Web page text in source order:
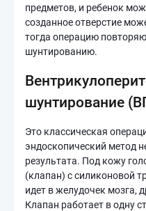
предметов, и ребенок
созданное отверстие
тогда операцию
шунтированию.
шунтирование
Это классическая
эндоскопический метод
результата. Под кожу
(клапан) с силиконовой
идет в желудочек мозга,
Клапан работает в одну